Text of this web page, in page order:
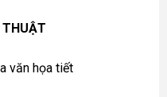
THUẬT
văn họa tiết